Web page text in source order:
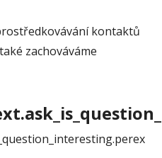
kontaktů
zachováváme